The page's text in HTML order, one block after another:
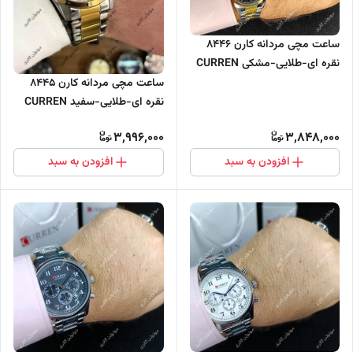
ساعت مچی مردانه کارن 8446
نقره ای-طلایی-مشکی CURREN
3,848,000
افزودن به سبد
ساعت مچی مردانه کارن 8445
نقره ای-طلایی-سفید CURREN
3,996,000
افزودن به سبد